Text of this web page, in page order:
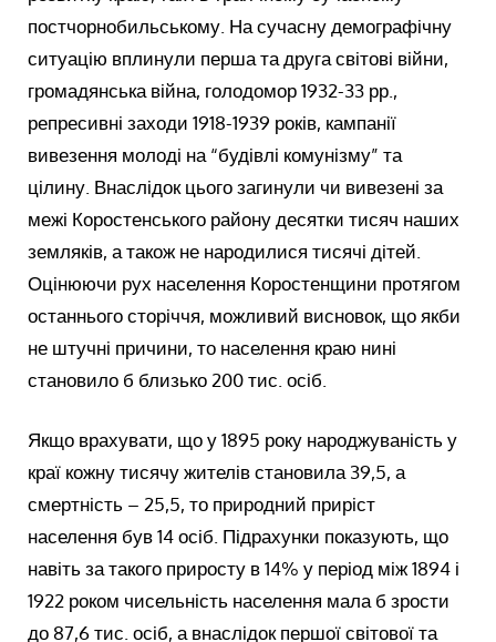
постчорнобильському. На сучасну демографічну
ситуацію вплинули перша та друга світові війни,
громадянська війна, голодомор 1932-33 рр.,
репресивні заходи 1918-1939 років, кампанії
вивезення молоді на “будівлі комунізму” та
цілину. Внаслідок цього загинули чи вивезені за
межі Коростенського району десятки тисяч наших
земляків, а також не народилися тисячі дітей.
Оцінюючи рух населення Коростенщини протягом
останнього сторіччя, можливий висновок, що якби
не штучні причини, то населення краю нині
становило б близько 200 тис. осіб.
Якщо врахувати, що у 1895 року народжуваність у
краї кожну тисячу жителів становила 39,5, а
смертність – 25,5, то природний приріст
населення був 14 осіб. Підрахунки показують, що
навіть за такого приросту в 14% у період між 1894 і
1922 роком чисельність населення мала б зрости
до 87,6 тис. осіб, а внаслідок першої світової та